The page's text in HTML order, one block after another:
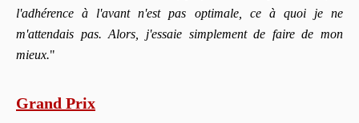
l'adhérence à l'avant n'est pas optimale, ce à quoi je ne
m'attendais pas. Alors, j'essaie simplement de faire de mon
mieux."
Grand Prix